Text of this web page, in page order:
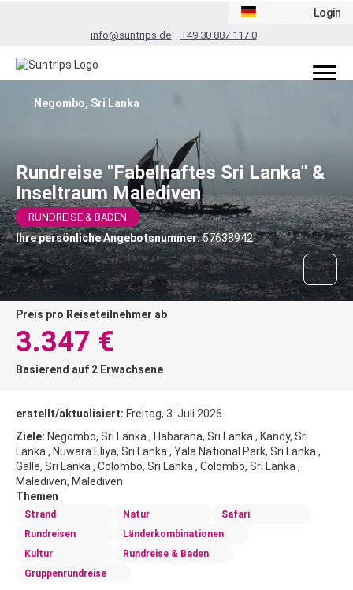
info@suntrips.de +49 30 887 117 0
Login
Rundreise "Fabelhaftes Sri Lanka" &
Inseltraum Malediven
RUNDREISE & BADEN
Ihre persönliche Angebotsnummer:57638942
Negombo, Sri Lanka
Preis pro Reiseteilnehmer ab
3.347 €
Basierend auf 2 Erwachsene
erstellt/aktualisiert: Freitag, 3. Juli 2026
Ziele: Negombo, Sri Lanka , Habarana, Sri Lanka , Kandy, Sri
Lanka , Nuwara Eliya, Sri Lanka , Yala National Park, Sri Lanka ,
Galle, Sri Lanka , Colombo, Sri Lanka , Colombo, Sri Lanka ,
Malediven, Malediven
Themen
Strand Natur
Safari
Rundreisen
Länderkombinationen
Kultur
Rundreise & Baden
Gruppenrundreise